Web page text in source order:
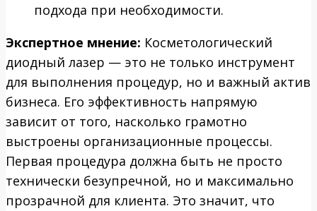
подхода при необходимости.
Экспертное мнение: Косметологический
диодный лазер — это не только инструмент
для выполнения процедур, но и важный актив
бизнеса. Его эффективность напрямую
зависит от того, насколько грамотно
выстроены организационные процессы.
Первая процедура должна быть не просто
технически безупречной, но и максимально
прозрачной для клиента. Это значит, что